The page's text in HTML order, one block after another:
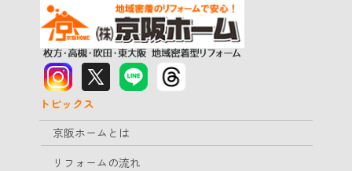
トピックス
京阪ホームとは
リフォームの流れ